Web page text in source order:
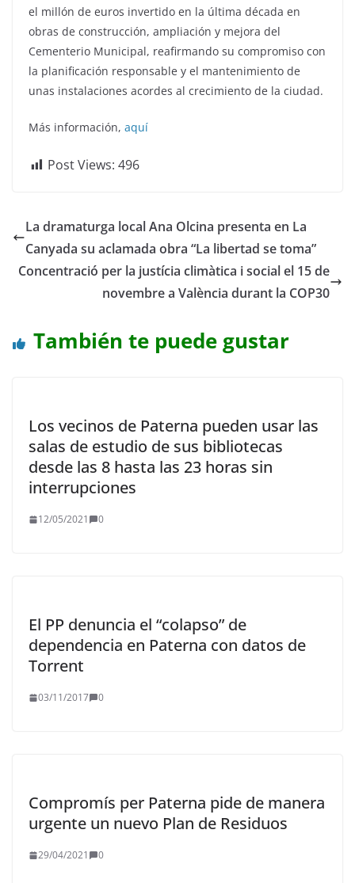
el millón de euros invertido en la última década en
obras de construcción, ampliación y mejora del
Cementerio Municipal, reafirmando su compromiso con
la planificación responsable y el mantenimiento de
unas instalaciones acordes al crecimiento de la ciudad.
Más información, aquí
Post Views: 496
La dramaturga local Ana Olcina presenta en La
Canyada su aclamada obra “La libertad se toma”
Concentració per la justícia climàtica i social el 15 de
novembre a València durant la COP30
También te puede gustar
Los vecinos de Paterna pueden usar las
salas de estudio de sus bibliotecas
desde las 8 hasta las 23 horas sin
interrupciones
12/05/2021 0
El PP denuncia el “colapso” de
dependencia en Paterna con datos de
Torrent
03/11/2017 0
Compromís per Paterna pide de manera
urgente un nuevo Plan de Residuos
29/04/2021 0